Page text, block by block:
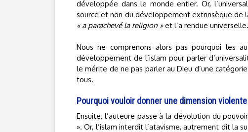
développée dans le monde entier. Or,
source et non du développement extrinsèque de
« a parachevé la religion »et l’a rendue universelle.
Nous ne comprenons alors pas pourquoi les
développement de l’islam pour parler
le mérite de ne pas parler au Dieu d’une
tous.
Pourquoi vouloir donner une dimension
Ensuite, l’auteure passe à la dévolution du
». Or, l’islam interdit l’atavisme, autrement dit la